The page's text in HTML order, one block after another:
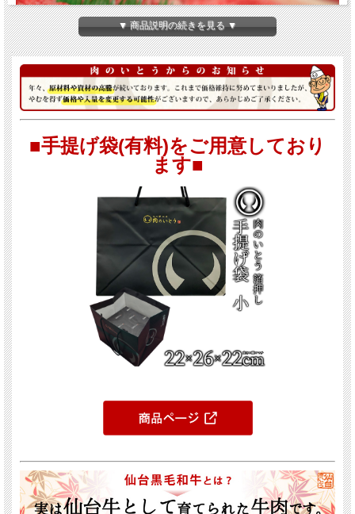
高級店の黒毛和牛上ロース
きめ細かな霜降りのある部位を使用した3＆4等級の上質な仙台黒毛和牛すき焼き・
しゃぶしゃぶ用ロースです。
5等級でなければ呼称を許されない「仙台牛」の厳しい規格にわずかに沿わないも
仙台黒毛和牛 になります。 育った環境は仙台牛と全く同じ。 仙台牛には及
ばないものの、非常に高い品質の黒毛和牛です。
お中元・お歳暮など大切な方へのご贈答用として大変喜ばれております。
▼ 商品説明の続きを見る ▼
■手提げ袋(有料)をご用意しており
ます■